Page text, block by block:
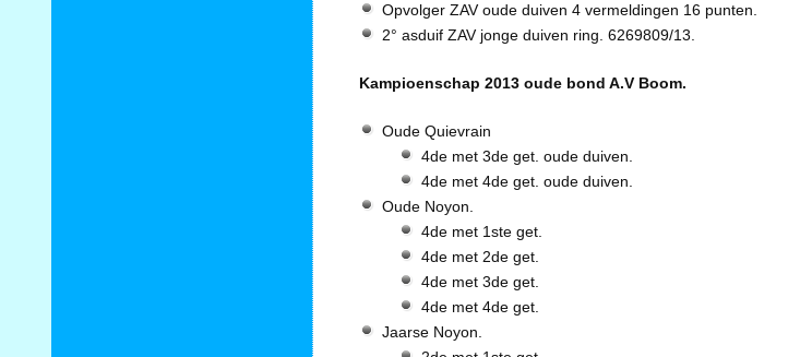
Opvolger ZAV oude duiven 4 vermeldingen 16 punten.
2° asduif ZAV jonge duiven ring. 6269809/13.
Kampioenschap 2013 oude bond A.V Boom.
Oude Quievrain
4de met 3de get. oude duiven.
4de met 4de get. oude duiven.
Oude Noyon.
4de met 1ste get.
4de met 2de get.
4de met 3de get.
4de met 4de get.
Jaarse Noyon.